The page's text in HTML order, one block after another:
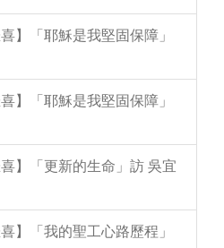
】「耶穌是我堅固保障」
】「耶穌是我堅固保障」
】「更新的生命」訪 吳宜
】「我的聖工心路歷程」